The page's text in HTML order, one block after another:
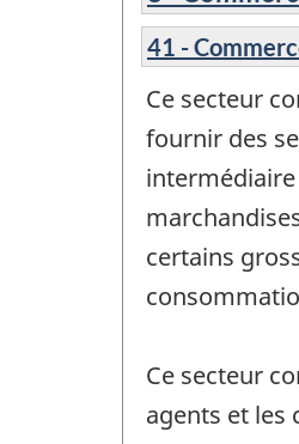
41 -
Ce secteur
fournir des
certains
Ce secteur
agents et les